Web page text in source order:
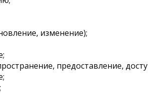
изменение);
предоставление,